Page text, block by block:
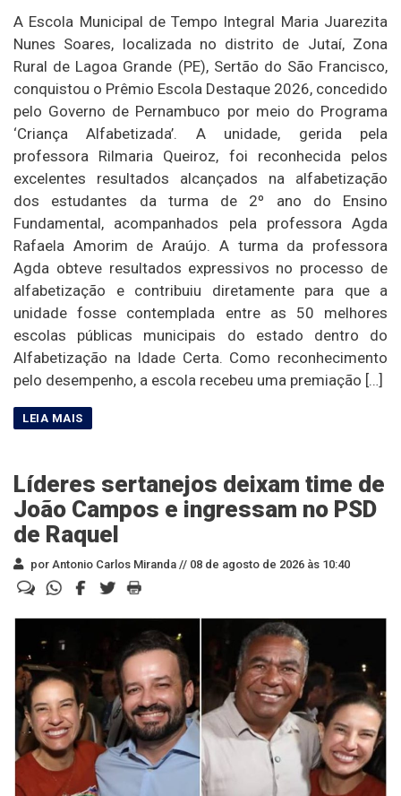
A Escola Municipal de Tempo Integral Maria Juarezita
Nunes Soares, localizada no distrito de Jutaí, Zona
Rural de Lagoa Grande (PE), Sertão do São Francisco,
conquistou o Prêmio Escola Destaque 2026, concedido
pelo Governo de Pernambuco por meio do Programa
‘Criança Alfabetizada’. A unidade, gerida pela
professora Rilmaria Queiroz, foi reconhecida pelos
excelentes resultados alcançados na alfabetização
dos estudantes da turma de 2º ano do Ensino
Fundamental, acompanhados pela professora Agda
Rafaela Amorim de Araújo. A turma da professora
Agda obteve resultados expressivos no processo de
alfabetização e contribuiu diretamente para que a
unidade fosse contemplada entre as 50 melhores
escolas públicas municipais do estado dentro do
Alfabetização na Idade Certa. Como reconhecimento
pelo desempenho, a escola recebeu uma premiação […]
Líderes sertanejos deixam time de
João Campos e ingressam no PSD
de Raquel
por Antonio Carlos Miranda // 08 de agosto de 2026 às 10:40